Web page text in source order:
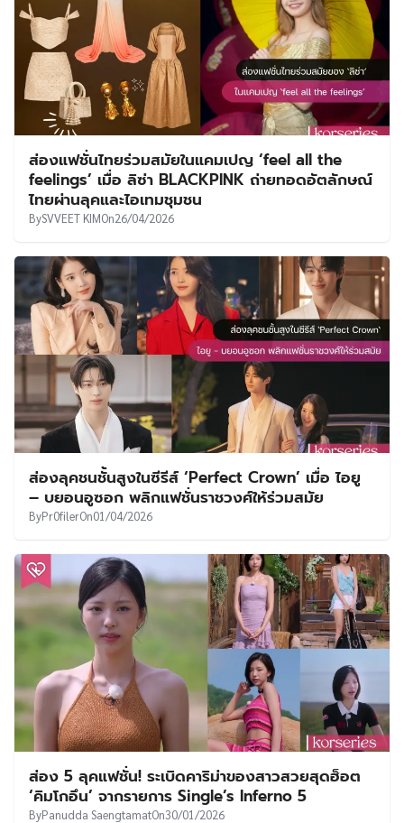
ส่องแฟชั่นไทยร่วมสมัยในแคมเปญ ‘feel all the
feelings’ เมื่อ ลิซ่า BLACKPINK ถ่ายทอดอัตลักษณ์
ไทยผ่านลุคและไอเทมชุมชน
BySVVEET KIMOn26/04/2026
ส่องลุคชนชั้นสูงในซีรีส์ ‘Perfect Crown’ เมื่อ ไอยู
– บยอนอูซอก พลิกแฟชั่นราชวงศ์ให้ร่วมสมัย
ByPr0filerOn01/04/2026
ส่อง 5 ลุคแฟชั่น! ระเบิดคาริม่าของสาวสวยสุดฮ็อต
‘คิมโกอึน’ จากรายการ Single’s Inferno 5
ByPanudda SaengtamatOn30/01/2026